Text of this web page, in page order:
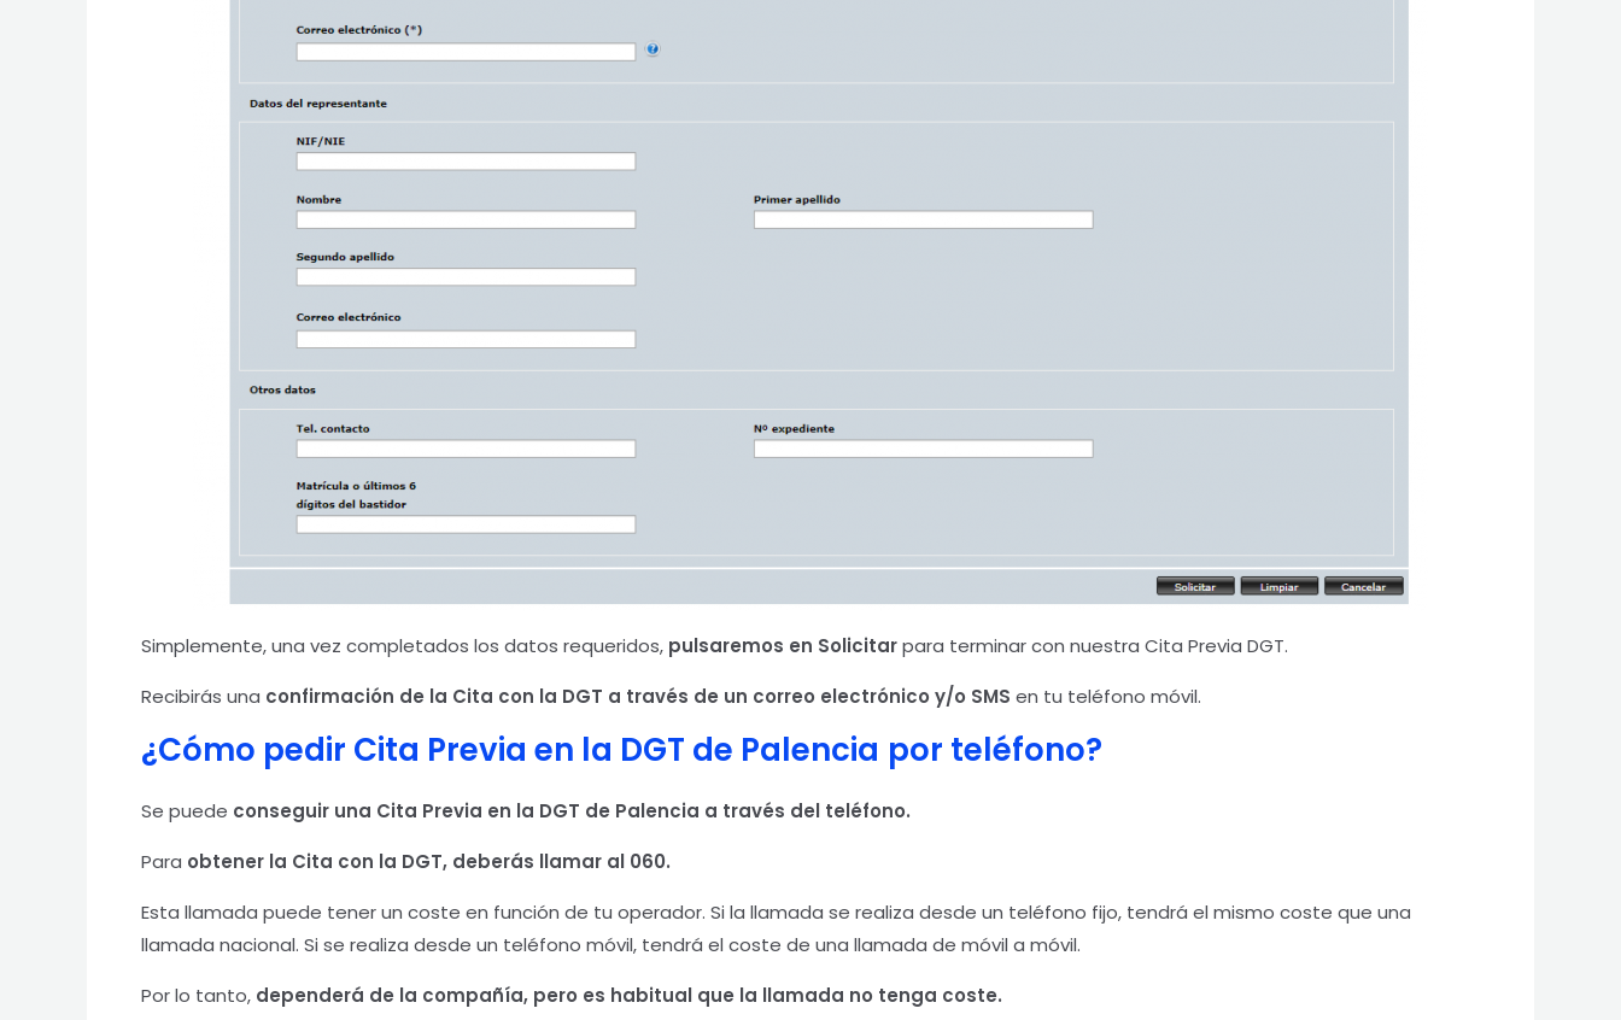
Simplemente, una vez completados los datos requeridos, pulsaremos en Solicitarpara terminar con nuestra Cita Previa DGT.
Recibirás una confirmación de la Cita con la DGT a través de un correo electrónico y/o SMS en tu teléfono móvil.
¿Cómo pedir Cita Previa en la DGT de Palencia por teléfono?
Se puede conseguir una Cita Previa en la DGT de Palencia a través del teléfono.
Para obtener la Cita con la DGT, deberás llamar al 060.
Esta llamada puede tener un coste en función de tu operador. Si la llamada se realiza desde un teléfono fijo, tendrá el mismo coste que una
llamada nacional. Si se realiza desde un teléfono móvil, tendrá el coste de una llamada de móvil a móvil.
Por lo tanto, dependerá de la compañía, pero es habitual que la llamada no tenga coste.